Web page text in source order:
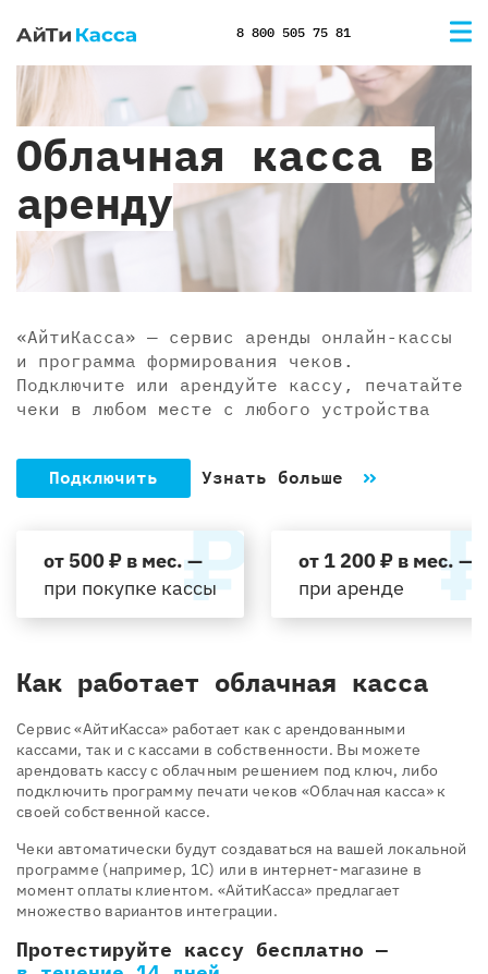
8 800 505 75 81
Облачная касса в
аренду
«АйтиКасса» — сервис аренды онлайн-кассы
и программа формирования чеков.
Подключите или арендуйте кассу, печатайте
чеки в любом месте с любого устройства
Подключить Узнать больше
от 500 ₽ в мес. —
при покупке кассы
от 1 200 ₽ в мес. —
при аренде
Как работает облачная касса
Cервис «АйтиКасса» работает как с арендованными
кассами, так и с кассами в собственности. Вы можете
арендовать кассу с облачным решением под ключ, либо
подключить программу печати чеков «Облачная касса» к
своей собственной кассе.
Чеки автоматически будут создаваться на вашей локальной
программе (например, 1С) или в интернет-магазине в
момент оплаты клиентом. «АйтиКасса» предлагает
множество вариантов интеграции.
Протестируйте кассу бесплатно —